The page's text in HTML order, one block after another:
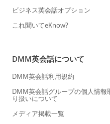
ビジネス英会話オプション
これ聞いてeKnow?
DMM英会話について
DMM英会話利用規約
DMM英会話グループの個人情報
り扱いについて
メディア掲載一覧